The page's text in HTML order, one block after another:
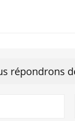
répondrons